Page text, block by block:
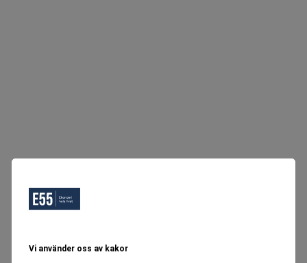
Vi använder oss av kakor